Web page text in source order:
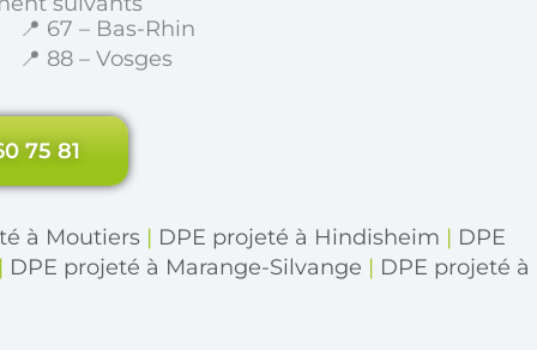
📍 67 – Bas-Rhin
📍 88 – Vosges
75 81
à Moutiers | DPE projeté à Hindisheim | DPE
DPE projeté à Marange-Silvange | DPE projeté à